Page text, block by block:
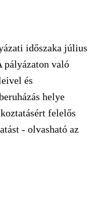
időszaka július
pályázaton való
és
helye
felelős
- olvasható az